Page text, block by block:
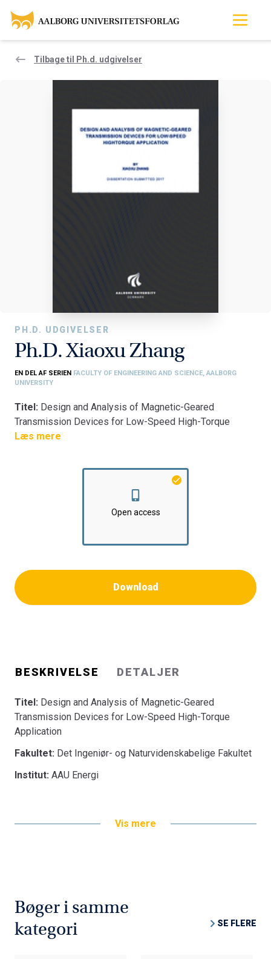
Tilbage til Ph.d. udgivelser
PH.D. UDGIVELSER
Ph.D. Xiaoxu Zhang
EN DEL AF SERIEN FACULTY OF ENGINEERING AND SCIENCE, AALBORG
UNIVERSITY
Titel: Design and Analysis of Magnetic-Geared
Transmission Devices for Low-Speed High-Torque
Application
AAU Energi
Læs mere
Open access
Download
BESKRIVELSE DETALJER
Titel: Design and Analysis of Magnetic-Geared
Transmission Devices for Low-Speed High-Torque
Application
Fakultet: Det Ingeniør- og Naturvidenskabelige Fakultet
Institut: AAU Energi
Vis mere
Bøger i samme
kategori
SE FLERE